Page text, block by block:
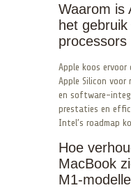
Waarom is
het
Apple koos
Apple Silicon voor
en software-
prestaties en
Intel’s roadmap
Hoe
MacBook
M1-